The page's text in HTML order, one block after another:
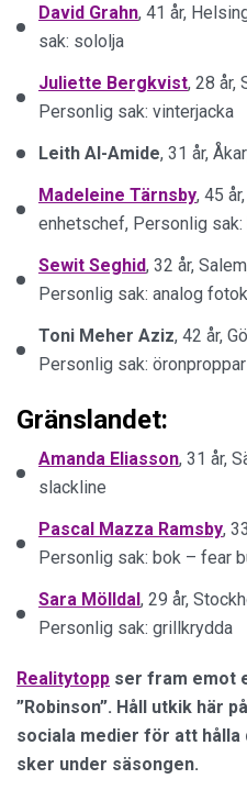
David Grahn, 41 år,
sak: sololja
Juliette Bergkvist, 28 år,
Personlig sak: vinterjacka
Leith Al-Amide, 31 år,
Madeleine Tärnsby, 45
enhetschef, Personlig sak:
Sewit Seghid, 32 år,
Personlig sak: analog
Toni Meher Aziz, 42 år,
Personlig sak: öronproppar
Gränslandet:
Amanda Eliasson, 31 år,
slackline
Pascal Mazza Ramsby,
Personlig sak: bok – fear
Sara Mölldal, 29 år,
Personlig sak: grillkrydda
Realitytopp ser fram emot
”Robinson”. Håll utkik här
sociala medier för att hålla
sker under säsongen.